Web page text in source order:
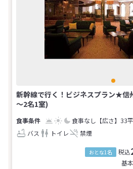
新幹線で行く！ビジネスプラン★信
～2名1室)
食事なし 【広さ】33
バス
トイレ 禁煙
おとな1名 税込
基